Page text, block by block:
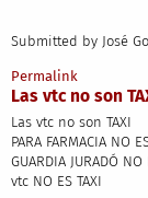
Submitted by José
Permalink
Las vtc no son
Las vtc no son TAXI
PARA FARMACIA NO
GUARDIA JURADÓ NO
vtc NO ES TAXI